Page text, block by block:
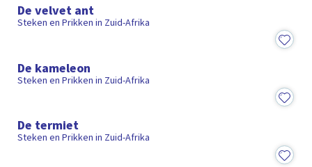
De velvet ant
Steken en Prikken in Zuid-Afrika
De kameleon
Steken en Prikken in Zuid-Afrika
De termiet
Steken en Prikken in Zuid-Afrika